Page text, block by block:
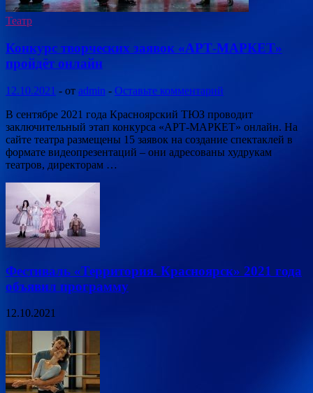
Театр
Конкурс творческих заявок «АРТ-МАРКЕТ»
пройдёт онлайн
12.10.2021 - от admin - Оставьте комментарий
В сентябре 2021 года Красноярский ТЮЗ проводит
заключительный этап конкурса «АРТ-МАРКЕТ» онлайн. На
сайте театра размещены 15 заявок на создание спектаклей в
формате видеопрезентаций – они адресованы худрукам
театров, директорам …
Фестиваль «Территория. Красноярск» 2021 года
объявил программу
12.10.2021